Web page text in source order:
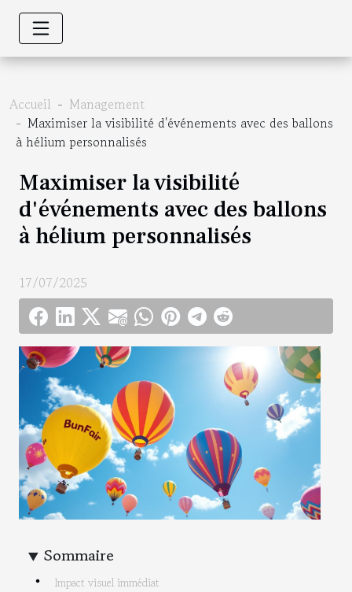
Accueil
Management
Maximiser la visibilité d'événements avec des ballons
à hélium personnalisés
Maximiser la visibilité
d'événements avec des ballons
à hélium personnalisés
17/07/2025
Sommaire
Impact visuel immédiat